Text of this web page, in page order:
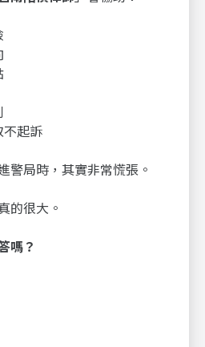
起訴
警局時，其實非常慌張。
的很大。
嗎？